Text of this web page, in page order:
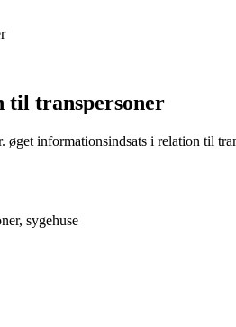
til transpersoner
informationsindsats i relation til
sygehuse